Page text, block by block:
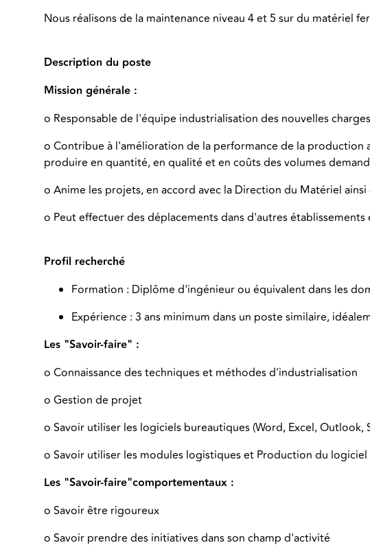
Nous réalisons de la maintenance niveau 4 et 5 sur du matériel
Description du poste
Mission générale :
o Responsable de l'équipe industrialisation des nouvelles
o Contribue à l'amélioration de la performance de la production
produire en quantité, en qualité et en coûts des volumes
o Anime les projets, en accord avec la Direction du Matériel
o Peut effectuer des déplacements dans d'autres
Profil recherché
Formation : Diplôme d'ingénieur ou équivalent dans les
Expérience : 3 ans minimum dans un poste similaire,
Les "Savoir-faire" :
o Connaissance des techniques et méthodes d'industrialisation
o Gestion de projet
o Savoir utiliser les logiciels bureautiques (Word, Excel, Outlook,
o Savoir utiliser les modules logistiques et Production du logiciel
Les "Savoir-faire"comportementaux :
o Savoir être rigoureux
o Savoir prendre des initiatives dans son champ d'activité